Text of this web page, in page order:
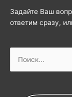
Задайте Ваш
ответим сразу,